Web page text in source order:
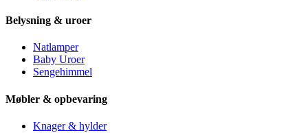
Belysning & uroer
Natlamper
Baby Uroer
Sengehimmel
Møbler & opbevaring
Knager & hylder